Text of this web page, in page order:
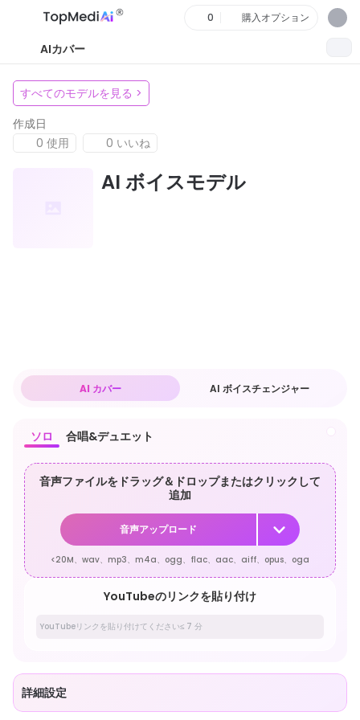
AIカバー
0 購入オプション
すべてのモデルを見る >
作成日
0 使用
0 いいね
AI ボイスモデル
AI カバー AI ボイスチェンジャー
ソロ 合唱&デュエット
音声ファイルをドラッグ＆ドロップまたはクリックして
追加
音声アップロード
<20M、wav、mp3、m4a、ogg、flac、aac、aiff、opus、oga
YouTubeのリンクを貼り付け
詳細設定